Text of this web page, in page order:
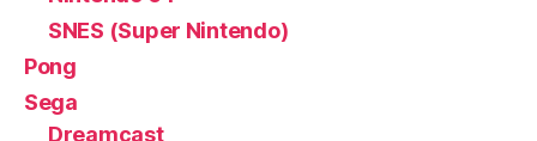
SNES (Super Nintendo)
Pong
Sega
Dreamcast